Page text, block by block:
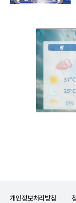
개인정보처리방침